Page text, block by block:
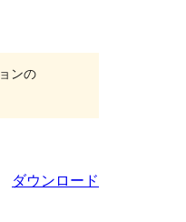
ンの
ダウンロード